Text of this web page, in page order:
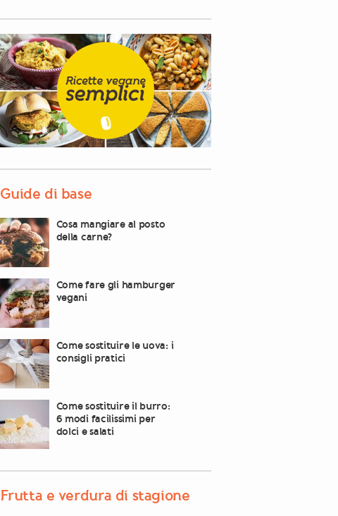
Guide di base
Cosa mangiare al posto
della carne?
Come fare gli hamburger
vegani
Come sostituire le uova: i
consigli pratici
Come sostituire il burro:
6 modi facilissimi per
dolci e salati
Frutta e verdura di stagione